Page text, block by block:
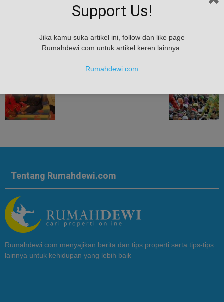
Tentang Rumahdewi.com
Rumahdewi.com menyajikan berita dan tips properti serta tips-tips
lainnya untuk kehidupan yang lebih baik
Support Us!
Jika kamu suka artikel ini, follow dan like page
Rumahdewi.com untuk artikel keren lainnya.
Rumahdewi.com